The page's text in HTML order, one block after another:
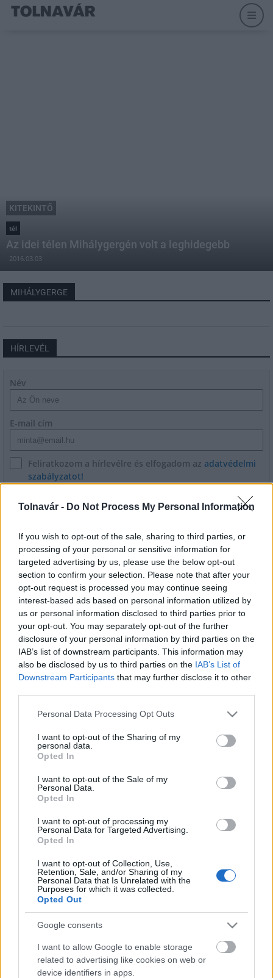
Tolnavár - Do Not Process My Personal Information
If you wish to opt-out of the sale, sharing to third parties, or
processing of your personal or sensitive information for
targeted advertising by us, please use the below opt-out
section to confirm your selection. Please note that after your
opt-out request is processed you may continue seeing
interest-based ads based on personal information utilized by
us or personal information disclosed to third parties prior to
your opt-out. You may separately opt-out of the further
disclosure of your personal information by third parties on the
IAB’s list of downstream participants. This information may
also be disclosed by us to third parties on the IAB’s List of
Downstream Participants that may further disclose it to other
Please note that this website/app uses one or more Google
not limited to your visit or usage behaviour. You may click to
grant or deny consent to Google and its third-party tags to
use your data for below specified purposes in below Google
consent section.
Personal Data Processing Opt Outs
I want to opt-out of the Sharing of my
personal data.
Opted In
I want to opt-out of the Sale of my
Personal Data.
Opted In
I want to opt-out of processing my
Personal Data for Targeted Advertising.
Opted In
I want to opt-out of Collection, Use,
Retention, Sale, and/or Sharing of my
Personal Data that Is Unrelated with the
Purposes for which it was collected.
Opted Out
Google consents
I want to allow Google to enable storage
related to advertising like cookies on web or
device identifiers in apps.
KITEKINTŐ
tél
Az idei télen Mihálygergén volt a leghidegebb
2016.03.03
MIHÁLYGERGE
HÍRLEVÉL
Név
E-mail cím
Feliratkozom a hírlevélre és elfogadom az adatvédelmi
szabályzatot!
LEGFRISSEBB
Megérkezett az eső a Duna vízgyűjtőjére
Megérkezett a rég várt eső a Duna vízgyűjtőjére, a folyó
magyarországi szakaszán azonban továbbra is csak pár
centiméteres vízszintváltozások jellemzőek.
Országos hírek
KECSKEMÉTEN IS SZAKIRÁNYÚ
TOVÁBBKÉPZÉSEKKEL ERŐSÍT A GÁL FERENC
EGYETEM
Országos hírek
szúnyoginvázió elkerülésében
Országos hírek
Túlfogyasztás napja - július 30-ra
felhasználta az emberiség a Föld egész
évre elegendő erőforrásait
HIRDETÉS